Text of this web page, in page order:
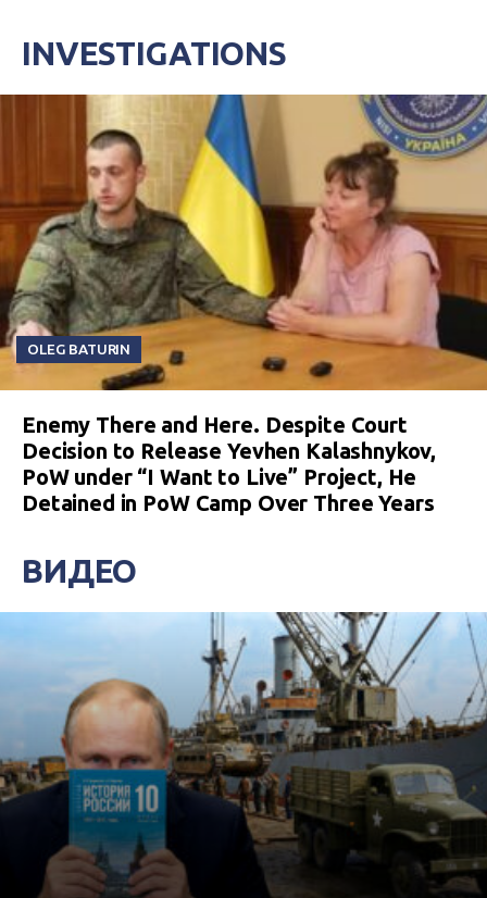
INVESTIGATIONS
OLEG BATURIN
Enemy There and Here. Despite Court
Decision to Release Yevhen Kalashnykov,
PoW under “I Want to Live” Project, He
Detained in PoW Camp Over Three Years
ВИДЕО